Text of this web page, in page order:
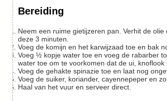
Bereiding
Neem een ruime gietijzeren pan. Verhit de olie op middelhoog vuur tot deze bijna begint te roken. Voeg de knoflook en ui toe en bak
deze 3 minuten.
Voeg de komijn en het karwijzaad toe en bak
Voeg ½ kopje water toe en voeg de rabarber toe zodra het begint te sudderen. Laat 10 minuten koken en voeg indien nodig meer
water toe om te voorkomen dat de ui,
Voeg de gehakte spinazie toe en laat nog
Voeg de suiker, koriander, cayennepeper en
Haal van het vuur en serveer direct.